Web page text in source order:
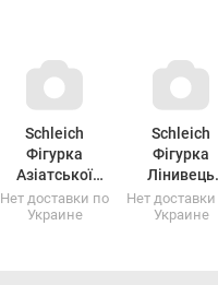
Schleich
Фігурка
Азіатської
слонихи ,
14753
Schleich
Фігурка
Лінивець
,14793
Нет доставки по
Украине
Нет
Украине